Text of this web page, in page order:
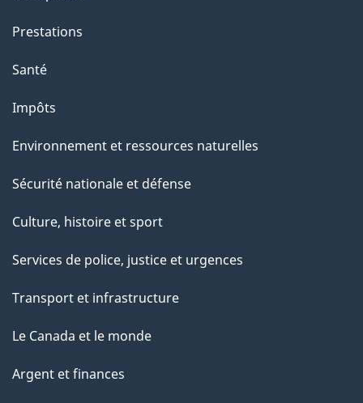
Prestations
Santé
Impôts
Environnement et ressources naturelles
Sécurité nationale et défense
Culture, histoire et sport
Services de police, justice et urgences
Transport et infrastructure
Le Canada et le monde
Argent et finances